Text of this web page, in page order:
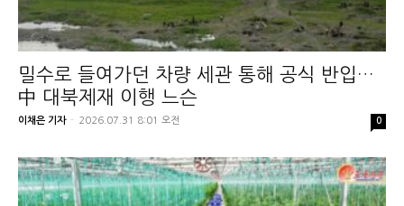
밀수로 들여가던 차량 세관 통해 공식 반입…
中 대북제재 이행 느슨
이채은 기자 - 2026.07.31 8:01 오전 0